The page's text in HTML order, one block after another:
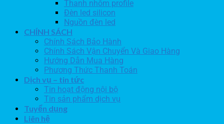
Thanh nhôm profile
Đèn led silicon
Nguồn đèn led
CHÍNH SÁCH
Chính Sách Bảo Hành
Chính Sách Vận Chuyển Và Giao Hàng
Hướng Dẫn Mua Hàng
Phương Thức Thanh Toán
Dịch vụ – tin tức
Tin hoạt động nội bộ
Tin sản phẩm dịch vụ
Tuyển dụng
Liên hệ